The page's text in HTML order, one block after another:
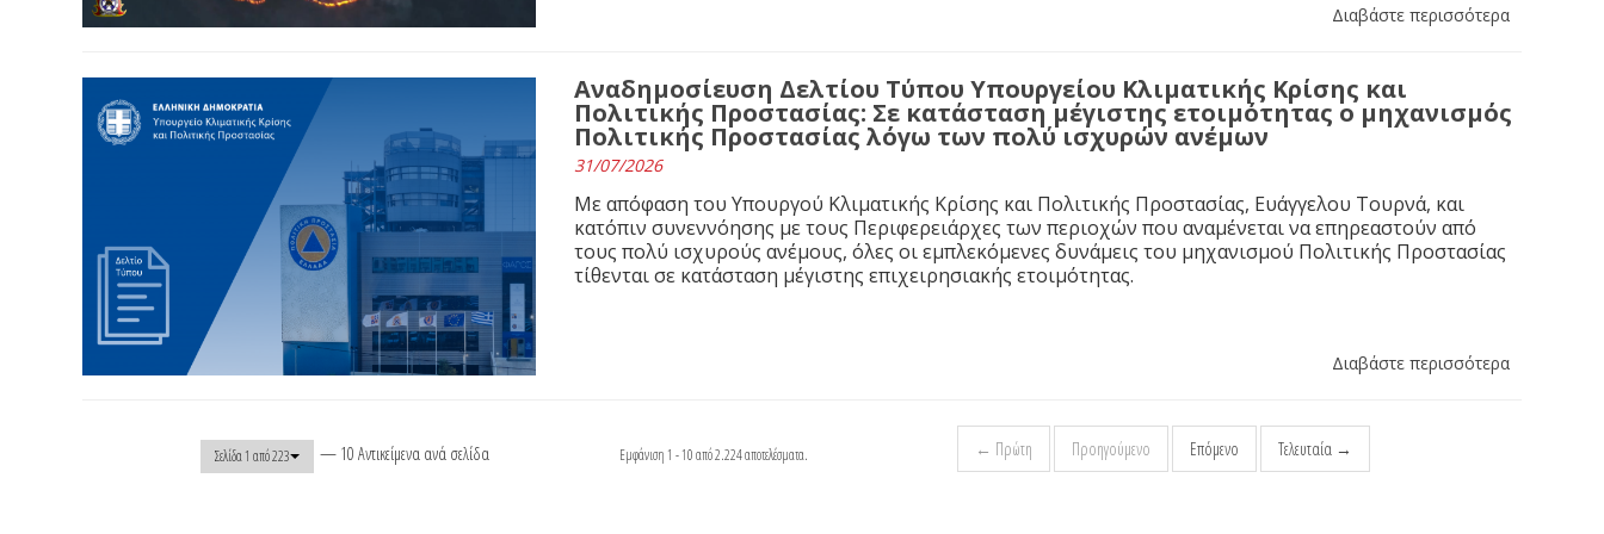
Διαβάστε περισσότερα
Αναδημοσίευση Δελτίου Τύπου Υπουργείου Κλιματικής Κρίσης και
Πολιτικής Προστασίας: Σε κατάσταση μέγιστης ετοιμότητας ο μηχανισμός
Πολιτικής Προστασίας λόγω των πολύ ισχυρών ανέμων
31/07/2026
Με απόφαση του Υπουργού Κλιματικής Κρίσης και Πολιτικής Προστασίας, Ευάγγελου Τουρνά, και
κατόπιν συνεννόησης με τους Περιφερειάρχες των περιοχών που αναμένεται να επηρεαστούν από
τους πολύ ισχυρούς ανέμους, όλες οι εμπλεκόμενες δυνάμεις του μηχανισμού Πολιτικής Προστασίας
τίθενται σε κατάσταση μέγιστης επιχειρησιακής ετοιμότητας.
Διαβάστε περισσότερα
Σελίδα 1 από 223 — 10 Αντικείμενα ανά σελίδα Εμφάνιση 1 - 10 από 2.224 αποτελέσματα. ← Πρώτη Προηγούμενο Επόμενο Τελευταία →